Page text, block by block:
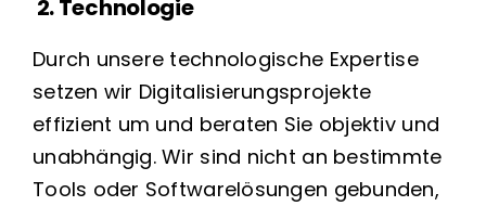
2. Technologie
Durch unsere technologische Expertise
setzen wir Digitalisierungsprojekte
effizient um und beraten Sie objektiv und
unabhängig. Wir sind nicht an bestimmte
Tools oder Softwarelösungen gebunden,